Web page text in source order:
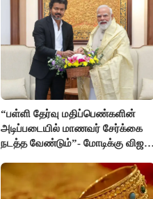
“பள்ளி தேர்வு மதிப்பெண்களின்
அடிப்படையில் மாணவர் சேர்க்கை
நடத்த வேண்டும்”- மோடிக்கு விஜய்